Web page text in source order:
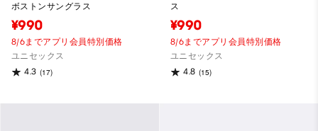
ボストンサングラス
¥990
8/6までアプリ会員特別価格
ユニセックス
4.3 (17)
ス
¥990
8/6までアプリ会員特別価格
ユニセックス
4.8 (15)